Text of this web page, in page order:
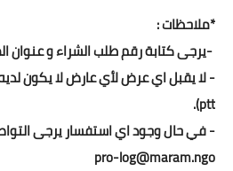
*ملاحظات :
-يرجى كتابة رقم طلب الشراء و عنوان
- لا يقبل اي عرض لأي عارض لا يكون
ptt).
- في حال وجود اي استفسار يرجى
pro-log@maram.ngo